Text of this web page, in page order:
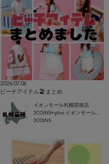
2026.07.06
ビーチアイテム🏖️まとめ
イオンモール札幌苗穂店
3COINS